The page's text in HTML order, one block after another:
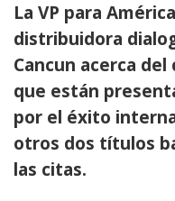
La VP para
distribuidora
Cancun acerca
que están
por el éxito
otros dos títulos
las citas.